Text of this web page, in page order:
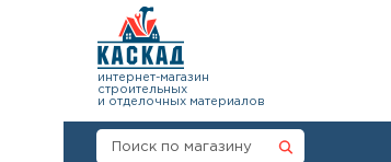
интернет-магазин
строительных
и отделочных материалов